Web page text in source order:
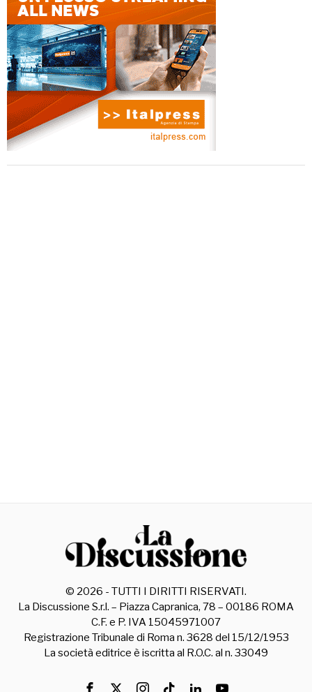
© 2026 - TUTTI I DIRITTI RISERVATI.
La Discussione S.r.l. – Piazza Capranica, 78 – 00186 ROMA
C.F. e P. IVA 15045971007
Registrazione Tribunale di Roma n. 3628 del 15/12/1953
La società editrice è iscritta al R.O.C. al n. 33049